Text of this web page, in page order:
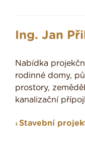
Ing. Jan
Nabídka
rodinné domy,
prostory,
kanalizační
Stavební